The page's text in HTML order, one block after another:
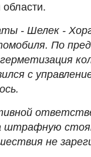
- Шелек -
По
с
штрафную
не